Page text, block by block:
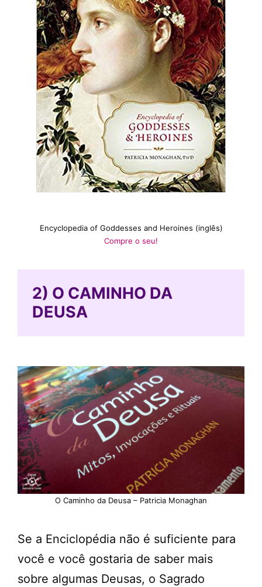
Encyclopedia of Goddesses and Heroines (inglês)
Compre o seu!
2) O CAMINHO DA
DEUSA
O Caminho da Deusa – Patricia Monaghan
Se a Enciclopédia não é suficiente para
você e você gostaria de saber mais
sobre algumas Deusas, o Sagrado